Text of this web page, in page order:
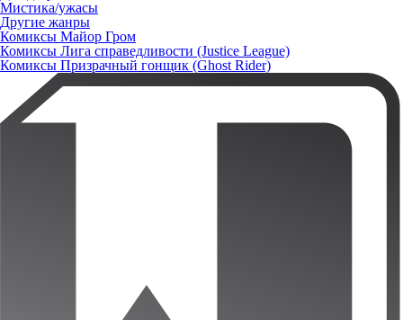
Мистика/ужасы
Другие жанры
Комиксы Майор Гром
Комиксы Лига справедливости (Justice League)
Комиксы Призрачный гонщик (Ghost Rider)